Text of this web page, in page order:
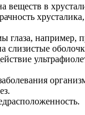
веществ в
глаза, например,
слизистые